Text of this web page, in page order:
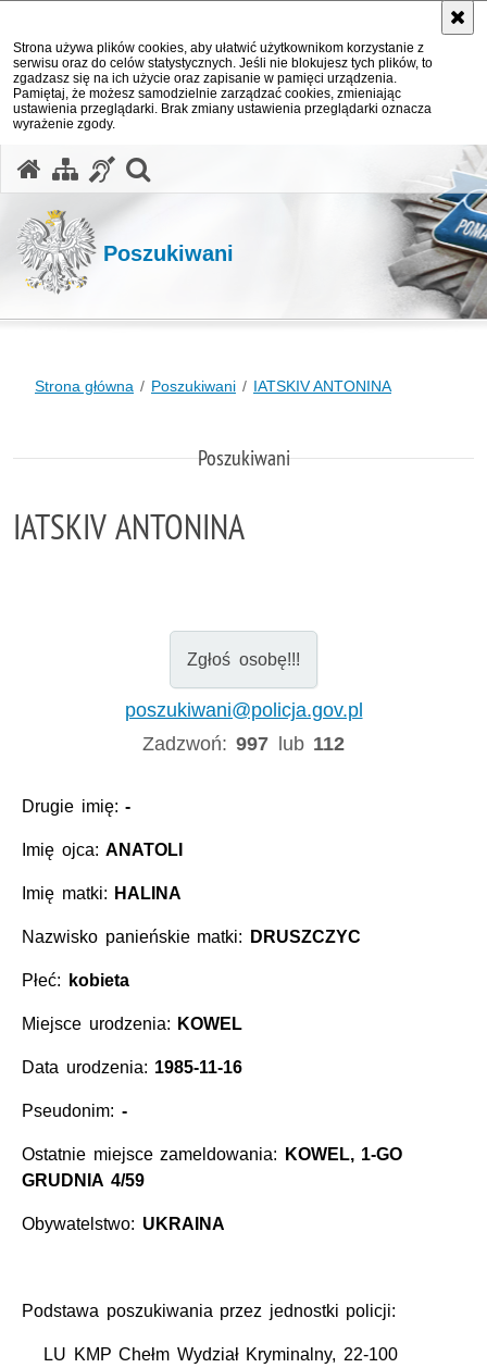
Strona używa plików cookies, aby ułatwić użytkownikom korzystanie z
serwisu oraz do celów statystycznych. Jeśli nie blokujesz tych plików, to
zgadzasz się na ich użycie oraz zapisanie w pamięci urządzenia.
Pamiętaj, że możesz samodzielnie zarządzać cookies, zmieniając
ustawienia przeglądarki. Brak zmiany ustawienia przeglądarki oznacza
wyrażenie zgody.
Poszukiwani
Strona główna Poszukiwani IATSKIV ANTONINA
Poszukiwani
IATSKIV ANTONINA
Zgłoś osobę!!!
poszukiwani@policja.gov.pl
Zadzwoń:997 lub 112
Drugie imię:-
Imię ojca:ANATOLI
Imię matki: HALINA
Nazwisko panieńskie matki: DRUSZCZYC
Płeć: kobieta
Miejsce urodzenia: KOWEL
Data urodzenia: 1985-11-16
Pseudonim: -
Ostatnie miejsce zameldowania:
KOWEL, 1-GO
GRUDNIA 4/59
Obywatelstwo: UKRAINA
Podstawa poszukiwania przez jednostki policji:
LU KMP Chełm Wydział Kryminalny, 22-100